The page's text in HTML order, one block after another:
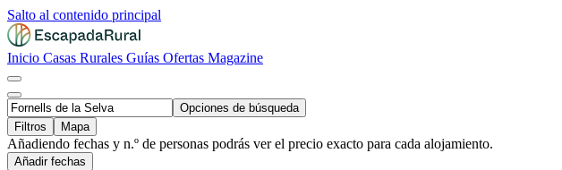
Salto al contenido principal
Inicio Casas Rurales Guías Ofertas Magazine
Opciones de búsqueda
Filtros
Mapa
Añadiendo fechas y n.º de personas podrás ver el precio exacto para cada alojamiento.
Añadir fechas